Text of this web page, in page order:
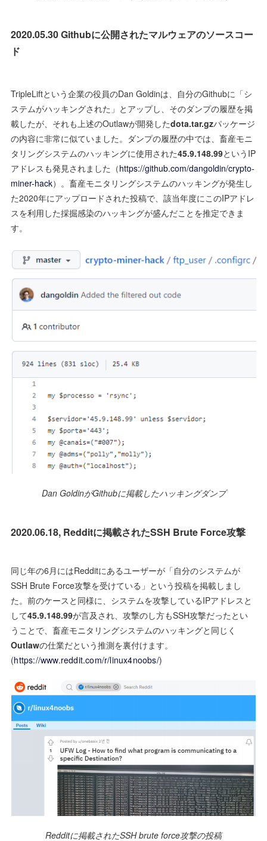
2020.05.30 Githubに公開されたマルウェアのソースコー
ド
TripleLiftという企業の役員のDan Goldinは、自分のGithubに「シ
ステムがハッキングされた」とアップし、そのダンプの履歴を掲
載したが、それも上述のOutlawが開発したdota.tar.gzパッケージ
の内容に非常に似ていました。ダンプの履歴の中では、畜産モニ
タリングシステムのハッキングに使用された45.9.148.99というIP
アドレスも発見されました（https://github.com/dangoldin/crypto-
miner-hack）。畜産モニタリングシステムのハッキングが発生し
た2020年にアップロードされた投稿で、該当年度にこのIPアドレ
スを利用した採掘感染のハッキングが盛んだことを推定できま
す。
Dan GoldinがGithubに掲載したハッキングダンプ
2020.06.18, Redditに掲載されたSSH Brute Force攻撃
同じ年の6月にはRedditにあるユーザーが「自分のシステムが
SSH Brute Force攻撃を受けている」という投稿を掲載しまし
た。前のケースと同様に、システムを攻撃しているIPアドレスと
して45.9.148.99が言及され、攻撃のし方もSSH攻撃だったとい
うことで、畜産モニタリングシステムのハッキングと同じく
Outlawの仕業だという推測を裏付けます。
(https://www.reddit.com/r/linux4noobs/)
Redditに掲載されたSSH brute force攻撃の投稿